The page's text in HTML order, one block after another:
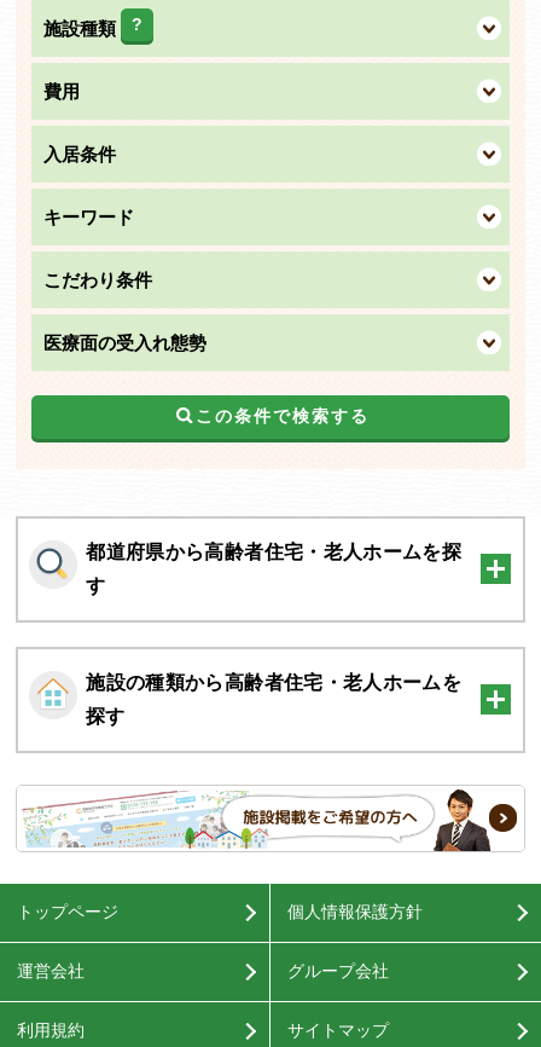
施設種類 ?
費用
入居条件
キーワード
こだわり条件
医療面の受入れ態勢
この条件で検索する
都道府県から高齢者住宅・老人ホームを探
す
施設の種類から高齢者住宅・老人ホームを
探す
トップページ 個人情報保護方針
運営会社 グループ会社
利用規約 サイトマップ